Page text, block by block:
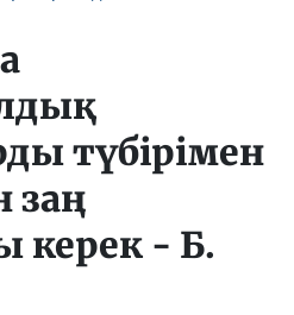
түбірімен
заң
керек - Б.